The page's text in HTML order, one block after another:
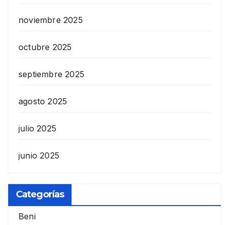
noviembre 2025
octubre 2025
septiembre 2025
agosto 2025
julio 2025
junio 2025
Categorías
Beni